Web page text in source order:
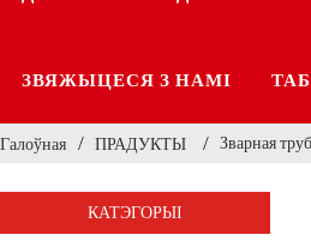
ЗВЯЖЫЦЕСЯ З НАМІ
Галоўная ПРАДУКТЫ Зварная
КАТЭГОРЫІ